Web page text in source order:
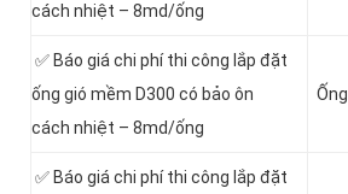
cách nhiệt – 8md/ống
✅ Báo giá chi phí thi công lắp đặt
ống gió mềm D300 có bảo ôn
cách nhiệt – 8md/ống
Ống
✅ Báo giá chi phí thi công lắp đặt